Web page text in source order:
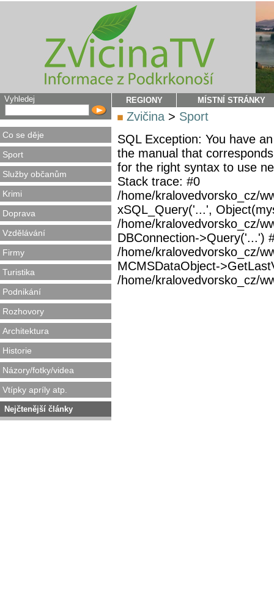
Vyhledej
Co se děje
Sport
Služby občanům
Krimi
Doprava
Vzdělávání
Firmy
Turistika
Podnikání
Rozhovory
Architektura
Historie
Názory/fotky/videa
Vtípky apríly atp.
Nejčtenější články
REGIONY MÍSTNÍ STRÁNKY
Zvičina > Sport
SQL Exception: You have
the manual that
for the right syntax to use
Stack trace: #0
/home/kralovedvorsko_cz/
xSQL_Query('...',
/home/kralovedvorsko_cz/
DBConnection->Query('...')
/home/kralovedvorsko_cz/
MCMSDataObject-
/home/kralovedvorsko_cz/